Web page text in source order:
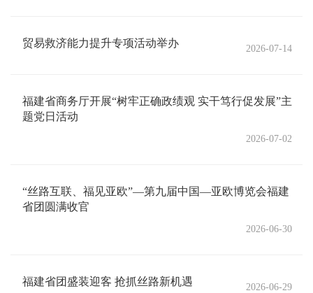
贸易救济能力提升专项活动举办 2026-07-14
福建省商务厅开展“树牢正确政绩观 实干笃行促发展”主
题党日活动
2026-07-02
“丝路互联、福见亚欧”—第九届中国—亚欧博览会福建
省团圆满收官
2026-06-30
福建省团盛装迎客 抢抓丝路新机遇 2026-06-29